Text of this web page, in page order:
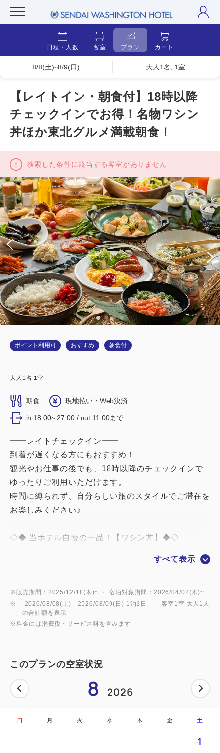
日程・人数 客室 プラン カート
8/8(土)~8/9(日) 大人1名, 1室
【レイトイン・朝食付】18時以降
チェックインでお得！名物ワシン
丼ほか東北グルメ満載朝食！
検索した条件に該当する客室がありません
ポイント利用可 おすすめ 朝食付
大人 1 名 1 室
朝食 現地払い・Web決済
in 18:00~ 27:00 / out 11:00まで
━━レイトチェックイン━━
到着が遅くなる方にもおすすめ！
観光やお仕事の後でも、18時以降のチェックインで
ゆったりご利用いただけます。
時間に縛られず、自分らしい旅のスタイルでご滞在を
お楽しみください♪
◇◆ 当ホテル自慢の一品！【ワシン丼】◆◇
な時間がはじまります。
●とろとろに煮込んだ【牛タンカレー】は、お子様で
玉こんにゃく・笹かまぼこなど。
も。別腹まで満腹、満足！
意しております。
すべて表示
※販売期間：2025/12/18(木)~ ・ 宿泊対象期間：2026/04/02(木)~
※ 「 2026/08/08(土) - 2026/08/09(日) 1泊2日 」 「客室1室 大人1人
」の合計額を表示
※料金には消費税・サービス料を含みます
このプランの空室状況
8 2026
日 月 火 水 木 金 土
1